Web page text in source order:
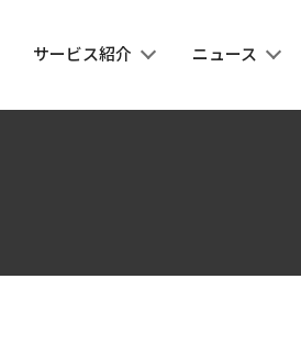
サービス紹介 ニュース